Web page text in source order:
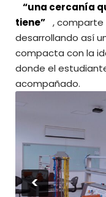
“una cercanía
tiene” , comparte
desarrollando así
compacta con la
donde el
acompañado.
<